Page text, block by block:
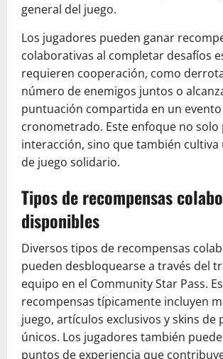
general del juego.
Los jugadores pueden ganar
colaborativas al completar desafíos
requieren cooperación, como
número de enemigos juntos o
puntuación compartida en un evento
cronometrado. Este enfoque no solo
interacción, sino que también
de juego solidario.
Tipos de recompensas
disponibles
Diversos tipos de recompensas
pueden desbloquearse a través del
equipo en el Community Star Pass.
recompensas típicamente incluyen
juego, artículos exclusivos y skins de
únicos. Los jugadores también
puntos de experiencia que